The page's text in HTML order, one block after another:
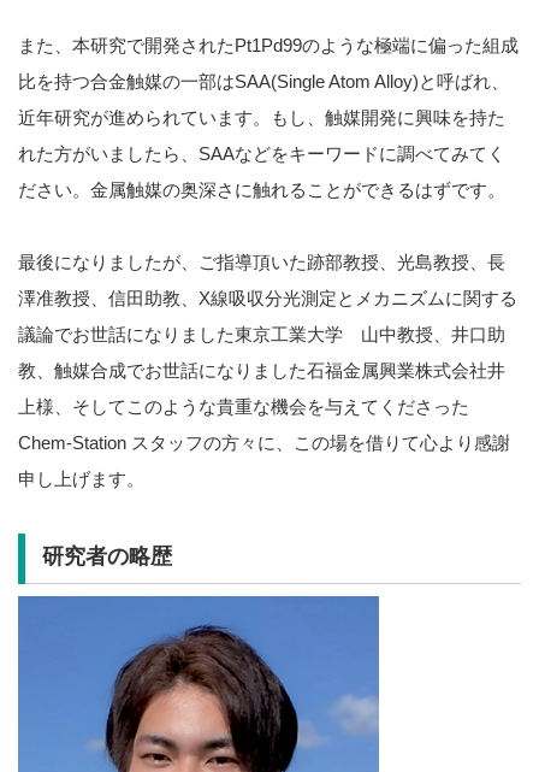
また、本研究で開発されたPt1Pd99のような極端に偏った組成
比を持つ合金触媒の一部はSAA(Single Atom Alloy)と呼ばれ、
近年研究が進められています。もし、触媒開発に興味を持た
れた方がいましたら、SAAなどをキーワードに調べてみてく
ださい。金属触媒の奥深さに触れることができるはずです。
最後になりましたが、ご指導頂いた跡部教授、光島教授、長
澤准教授、信田助教、X線吸収分光測定とメカニズムに関する
議論でお世話になりました東京工業大学 山中教授、井口助
教、触媒合成でお世話になりました石福金属興業株式会社井
上様、そしてこのような貴重な機会を与えてくださった
Chem-Station スタッフの方々に、この場を借りて心より感謝
申し上げます。
研究者の略歴